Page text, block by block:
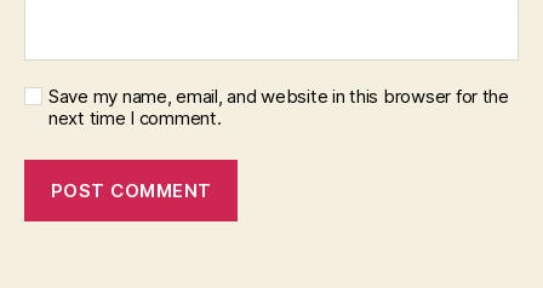
Save my name, email, and website in this browser for the
next time I comment.